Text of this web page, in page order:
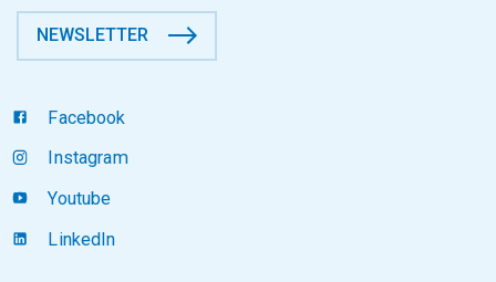
NEWSLETTER
Facebook
Instagram
Youtube
LinkedIn